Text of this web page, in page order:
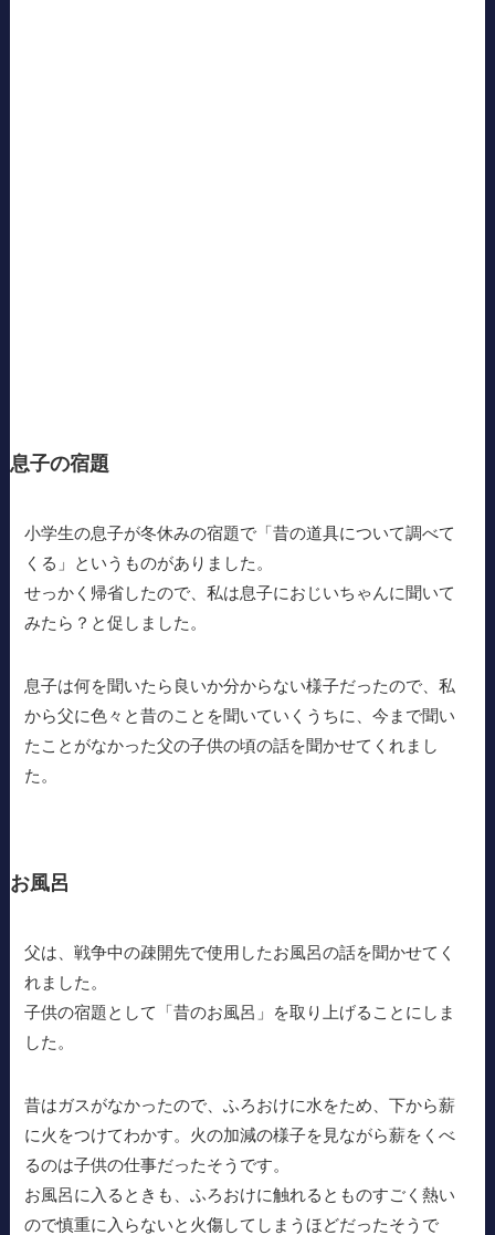
息子の宿題
小学生の息子が冬休みの宿題で「昔の道具について調べて
くる」というものがありました。
せっかく帰省したので、私は息子におじいちゃんに聞いて
みたら？と促しました。
息子は何を聞いたら良いか分からない様子だったので、私
から父に色々と昔のことを聞いていくうちに、今まで聞い
たことがなかった父の子供の頃の話を聞かせてくれまし
た。
お風呂
父は、戦争中の疎開先で使用したお風呂の話を聞かせてく
れました。
子供の宿題として「昔のお風呂」を取り上げることにしま
した。
昔はガスがなかったので、ふろおけに水をため、下から薪
に火をつけてわかす。火の加減の様子を見ながら薪をくべ
るのは子供の仕事だったそうです。
お風呂に入るときも、ふろおけに触れるとものすごく熱い
ので慎重に入らないと火傷してしまうほどだったそうで